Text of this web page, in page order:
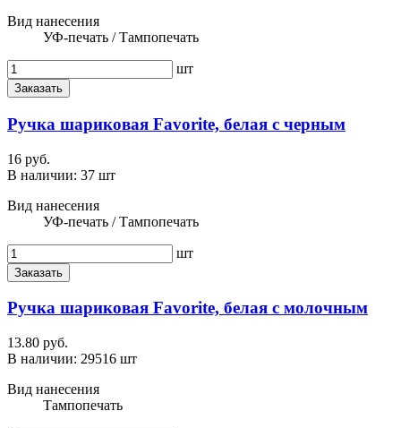
Вид нанесения
УФ-печать / Тампопечать
шт
Заказать
Ручка шариковая Favorite, белая с черным
16 руб.
В наличии: 37 шт
Вид нанесения
УФ-печать / Тампопечать
шт
Заказать
Ручка шариковая Favorite, белая с молочным
13.80 руб.
В наличии: 29516 шт
Вид нанесения
Тампопечать